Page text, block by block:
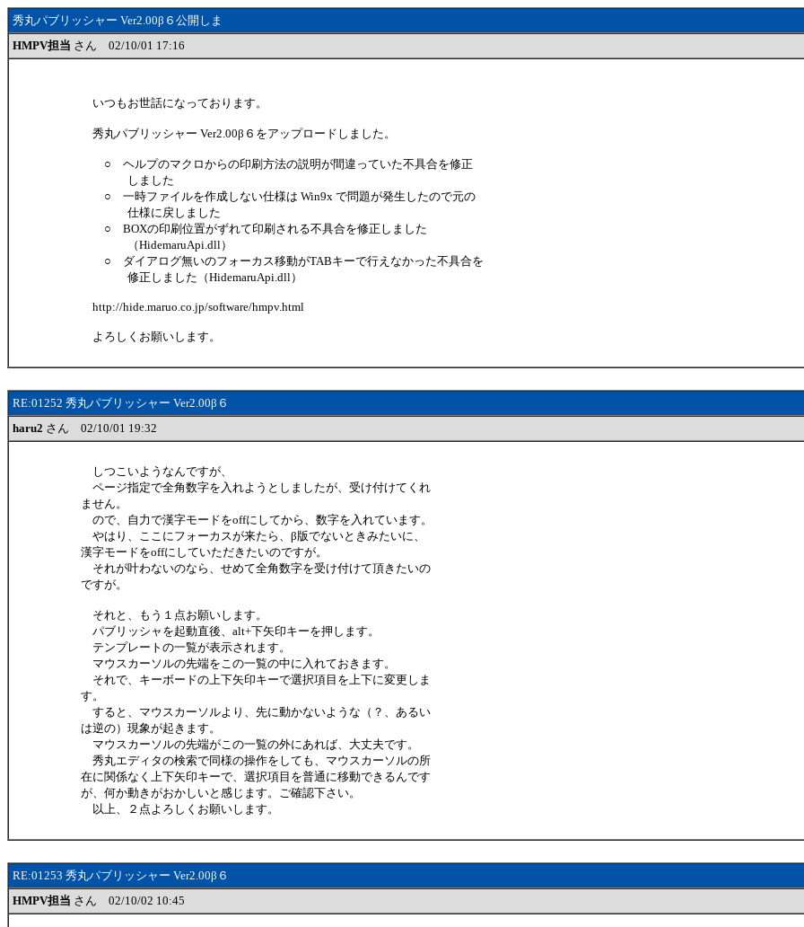
秀丸パブリッシャー Ver2.00β６公開しま
HMPV担当 さん 02/10/01 17:16
いつもお世話になっております。
秀丸パブリッシャー Ver2.00β６をアップロードしました。
○ ヘルプのマクロからの印刷方法の説明が間違っていた不具合を修正
しました
○ 一時ファイルを作成しない仕様は Win9x で問題が発生したので元の
仕様に戻しました
○ BOXの印刷位置がずれて印刷される不具合を修正しました
（HidemaruApi.dll）
○ ダイアログ無いのフォーカス移動がTABキーで行えなかった不具合を
修正しました（HidemaruApi.dll）
http://hide.maruo.co.jp/software/hmpv.html
よろしくお願いします。
RE:01252 秀丸パブリッシャー Ver2.00β６
haru2 さん 02/10/01 19:32
しつこいようなんですが、
ページ指定で全角数字を入れようとしましたが、受け付けてくれ
ません。
ので、自力で漢字モードをoffにしてから、数字を入れています。
やはり、ここにフォーカスが来たら、β版でないときみたいに、
漢字モードをoffにしていただきたいのですが。
それが叶わないのなら、せめて全角数字を受け付けて頂きたいの
ですが。
それと、もう１点お願いします。
パブリッシャを起動直後、alt+下矢印キーを押します。
テンプレートの一覧が表示されます。
マウスカーソルの先端をこの一覧の中に入れておきます。
それで、キーボードの上下矢印キーで選択項目を上下に変更しま
す。
すると、マウスカーソルより、先に動かないような（？、あるい
は逆の）現象が起きます。
マウスカーソルの先端がこの一覧の外にあれば、大丈夫です。
秀丸エディタの検索で同様の操作をしても、マウスカーソルの所
在に関係なく上下矢印キーで、選択項目を普通に移動できるんです
が、何か動きがおかしいと感じます。ご確認下さい。
以上、２点よろしくお願いします。
RE:01253 秀丸パブリッシャー Ver2.00β６
HMPV担当 さん 02/10/02 10:45